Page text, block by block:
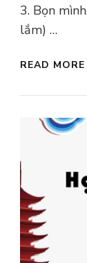
3. Bọn
lắm) …
READ MORE